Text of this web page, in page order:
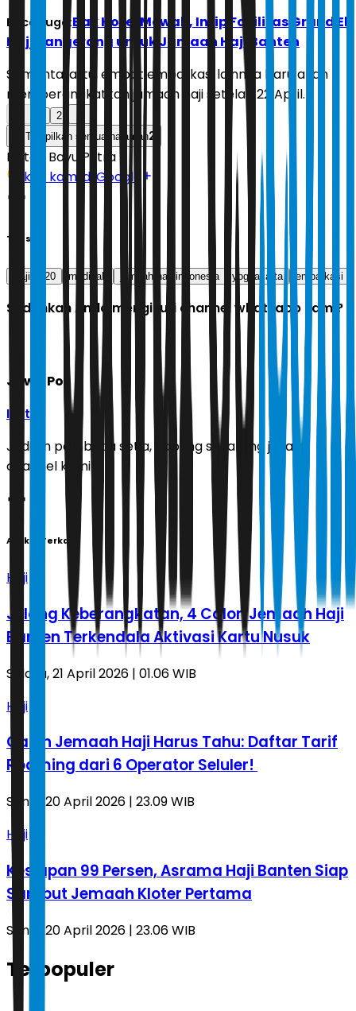
Baca Juga:Bak Hotel Mewah, Intip Fasilitas Grand El
Hajj Tangerang untuk Jamaah Haji Banten
Sementara itu, empat embarkasi lainnya baru akan
memberangkatkan jamaah haji setelah 22 April.
2
Tampilkan semua halaman2
Editor: Bayu Putra
Ikuti kami di Google
Tags
Haji 2020 madinah jamaah haji indonesia yogyakarta embarkasi
Sudahkah Anda mengikuti channel whatsapp kami?
Jawa Pos
Ikuti
Jadilah pembaca setia, gabung sekarang juga di
channel kami!
Artikel Terkait
Haji
Jelang Keberangkatan, 4 Calon Jemaah Haji
Banten Terkendala Aktivasi Kartu Nusuk
Selasa, 21 April 2026 | 01.06 WIB
Haji
Calon Jemaah Haji Harus Tahu: Daftar Tarif
Roaming dari 6 Operator Seluler!
Senin, 20 April 2026 | 23.09 WIB
Haji
Kesiapan 99 Persen, Asrama Haji Banten Siap
Sambut Jemaah Kloter Pertama
Senin, 20 April 2026 | 23.06 WIB
Terpopuler